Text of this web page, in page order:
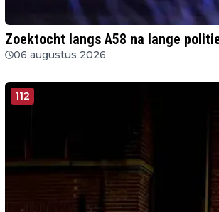
Zoektocht langs A58 na lange
06 augustus 2026
112